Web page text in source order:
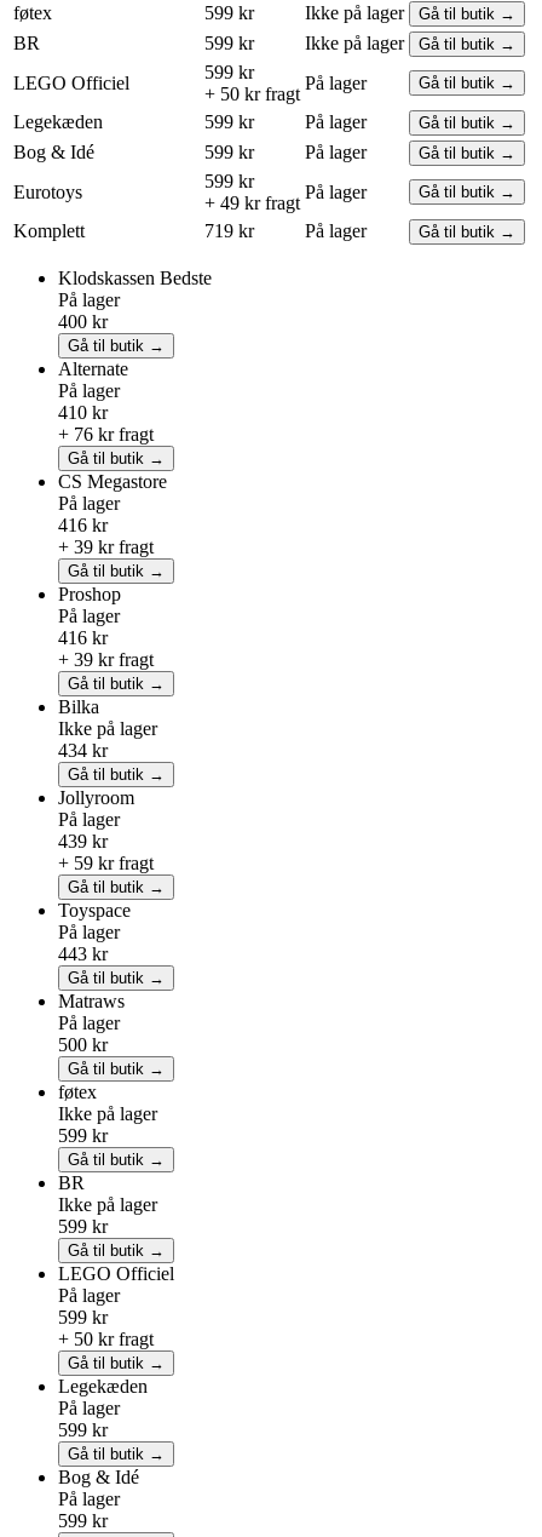
føtex 599 kr Ikke på lager Gå til butik →
BR 599 kr Ikke på lager Gå til butik →
LEGO Officiel
599 kr
+ 50 kr fragt
På lager Gå til butik →
Legekæden 599 kr På lager Gå til butik →
Bog & Idé 599 kr På lager Gå til butik →
Eurotoys
599 kr
+ 49 kr fragt
På lager Gå til butik →
Komplett 719 kr På lager Gå til butik →
Klodskassen Bedste
På lager
400 kr
Gå til butik →
Alternate
På lager
410 kr
+ 76 kr fragt
Gå til butik →
CS Megastore
På lager
416 kr
+ 39 kr fragt
Gå til butik →
Proshop
På lager
416 kr
+ 39 kr fragt
Gå til butik →
Bilka
Ikke på lager
434 kr
Gå til butik →
Jollyroom
På lager
439 kr
+ 59 kr fragt
Gå til butik →
Toyspace
På lager
443 kr
Gå til butik →
Matraws
På lager
500 kr
Gå til butik →
føtex
Ikke på lager
599 kr
Gå til butik →
BR
Ikke på lager
599 kr
Gå til butik →
LEGO Officiel
På lager
599 kr
+ 50 kr fragt
Gå til butik →
Legekæden
På lager
599 kr
Gå til butik →
Bog & Idé
På lager
599 kr